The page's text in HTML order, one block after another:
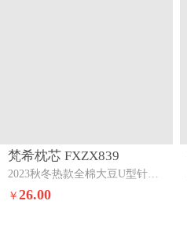
梵希枕芯 FXZX839
2023秋冬热款全棉大豆U型针织护颈枕枕头枕芯全棉大豆u型针织护颈枕（不含无纺布包装）
￥26.00